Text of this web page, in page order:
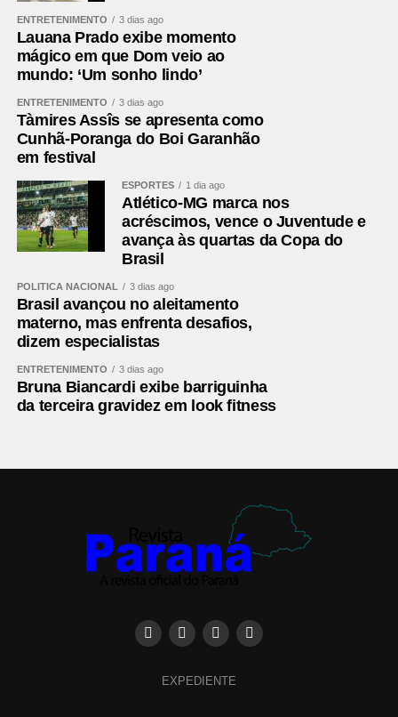
ENTRETENIMENTO 3 dias ago
Lauana Prado exibe momento
mágico em que Dom veio ao
mundo: ‘Um sonho lindo’
ENTRETENIMENTO 3 dias ago
Tàmires Assîs se apresenta como
Cunhã-Poranga do Boi Garanhão
em festival
ESPORTES 1 dia ago
Atlético-MG marca nos
acréscimos, vence o Juventude e
avança às quartas da Copa do
Brasil
POLÍTICA NACIONAL 3 dias ago
Brasil avançou no aleitamento
materno, mas enfrenta desafios,
dizem especialistas
ENTRETENIMENTO 3 dias ago
Bruna Biancardi exibe barriguinha
da terceira gravidez em look fitness
EXPEDIENTE